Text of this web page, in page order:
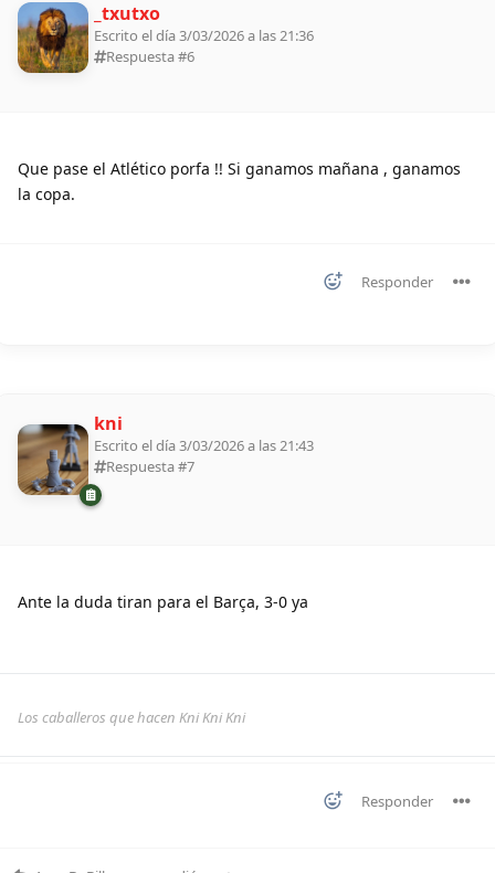
_txutxo
Escrito el día 3/03/2026 a las 21:36
Respuesta #6
Que pase el Atlético porfa !! Si ganamos mañana , ganamos
la copa.
Responder
kni
Escrito el día 3/03/2026 a las 21:43
Respuesta #7
Ante la duda tiran para el Barça, 3-0 ya
Los caballeros que hacen Kni Kni Kni
Responder